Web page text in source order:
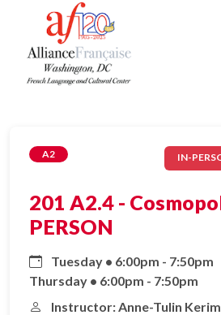
A2 IN-
201 A2.4 -
PERSON
Tuesday • 6:00pm - 7:50pm
Thursday • 6:00pm - 7:50pm
Instructor: Anne-Tulin